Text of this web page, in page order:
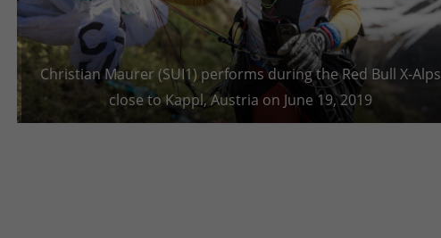
Christian Maurer (SUI1) performs during the Red Bull X-Alps
close to Kappl, Austria on June 19, 2019